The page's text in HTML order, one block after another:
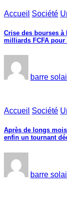
Accueil Société
Crise des bourses à
milliards FCFA
barre
Accueil Société
Après de longs
enfin un tournant
barre